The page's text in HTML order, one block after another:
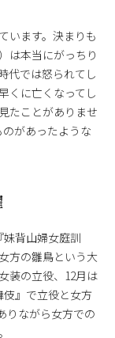
います。決まりも
は本当にがっちり
代では怒られてし
くに亡くなってし
たことがありませ
があったような
背山婦女庭訓
方の雛鳥という大
装の立役、12月は
』で立役と女方
りながら女方での